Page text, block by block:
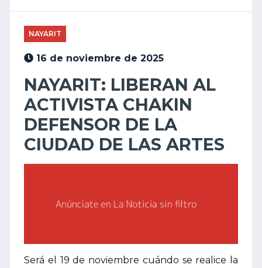
NAYARIT
16 de noviembre de 2025
NAYARIT: LIBERAN AL
ACTIVISTA CHAKIN
DEFENSOR DE LA
CIUDAD DE LAS ARTES
Será el 19 de noviembre cuándo se realice la